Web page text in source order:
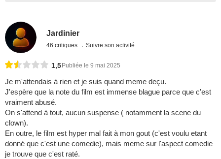
Jardinier
46 critiques Suivre son activité
1,5 Publiée le 9 mai 2025
Je m'attendais à rien et je suis quand meme deçu.
J'espère que la note du film est immense blague parce que c'est
vraiment abusé.
On s'attend à tout, aucun suspense ( notamment la scene du
clown).
En outre, le film est hyper mal fait à mon gout (c'est voulu etant
donné que c'est une comedie), mais meme sur l'aspect comedie
je trouve que c'est raté.